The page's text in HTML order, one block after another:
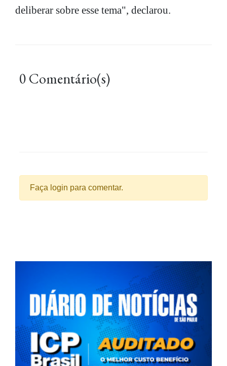
deliberar sobre esse tema", declarou.
0 Comentário(s)
Faça login para comentar.